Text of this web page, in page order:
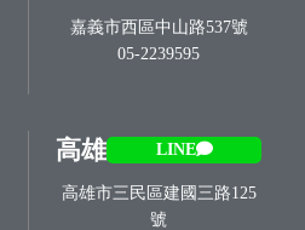
嘉義市西區中山路537號
05-2239595
高雄 LINE
高雄市三民區建國三路125
號